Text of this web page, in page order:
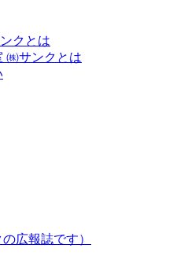
クとは
㈱サンクとは
広報誌です）